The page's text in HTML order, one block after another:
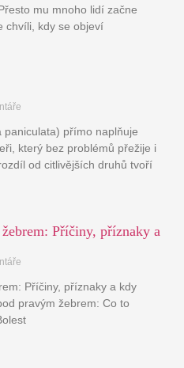
mu mnoho lidí začne
chvíli, kdy se objeví
paniculata) přímo naplňuje
který bez problémů přežije i
od citlivějších druhů tvoří
Příčiny, příznaky a
Příčiny, příznaky a kdy
pravým žebrem: Co to